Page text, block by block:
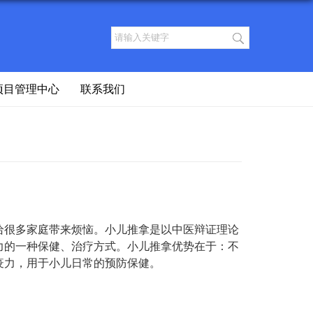
目管理中心 联系我们
多家庭带来烦恼。小儿推拿是以中医辩证理论
一种保健、治疗方式。小儿推拿优势在于：不
，用于小儿日常的预防保健。